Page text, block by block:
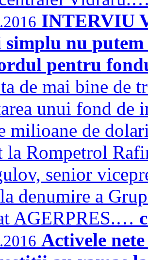
INTERVIU
simplu nu
pentru
de mai bine de
unui fond de
milioane de
la Rompetrol
senior
denumire a
AGERPRES.…
Activele